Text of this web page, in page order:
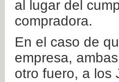
al lugar del
compradora.
En el caso de
empresa,
otro fuero, a los